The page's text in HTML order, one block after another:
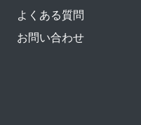
よくある質問
お問い合わせ